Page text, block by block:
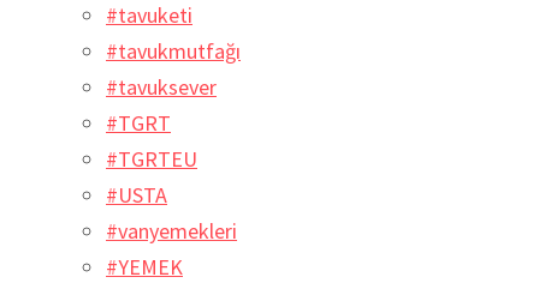
#tavuketi
#tavukmutfağı
#tavuksever
#TGRT
#TGRTEU
#USTA
#vanyemekleri
#YEMEK